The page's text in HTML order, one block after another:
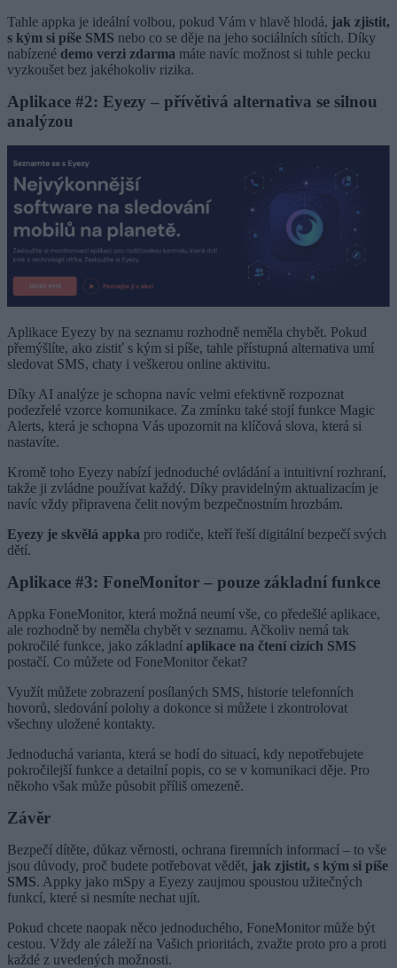
Tahle appka je ideální volbou, pokud Vám v hlavě hlodá, jak zjistit,
s kým si píše SMS nebo co se děje na jeho sociálních sítích. Díky
nabízené demo verzi zdarma máte navíc možnost si tuhle pecku
vyzkoušet bez jakéhokoliv rizika.
Aplikace #2: Eyezy – přívětivá alternativa se silnou
analýzou
Aplikace Eyezy by na seznamu rozhodně neměla chybět. Pokud
přemýšlíte, ako zistiť s kým si píše, tahle přístupná alternativa umí
sledovat SMS, chaty i veškerou online aktivitu.
Díky AI analýze je schopna navíc velmi efektivně rozpoznat
podezřelé vzorce komunikace. Za zmínku také stojí funkce Magic
Alerts, která je schopna Vás upozornit na klíčová slova, která si
nastavíte.
Kromě toho Eyezy nabízí jednoduché ovládání a intuitivní rozhraní,
takže ji zvládne používat každý. Díky pravidelným aktualizacím je
navíc vždy připravena čelit novým bezpečnostním hrozbám.
Eyezy je skvělá appka pro rodiče, kteří řeší digitální bezpečí svých
dětí.
Aplikace #3: FoneMonitor – pouze základní funkce
Appka FoneMonitor, která možná neumí vše, co předešlé aplikace,
ale rozhodně by neměla chybět v seznamu. Ačkoliv nemá tak
pokročilé funkce, jako základní aplikace na čtení cizích SMS
postačí. Co můžete od FoneMonitor čekat?
Využít můžete zobrazení posílaných SMS, historie telefonních
hovorů, sledování polohy a dokonce si můžete i zkontrolovat
všechny uložené kontakty.
Jednoduchá varianta, která se hodí do situací, kdy nepotřebujete
pokročilejší funkce a detailní popis, co se v komunikaci děje. Pro
někoho však může působit příliš omezeně.
Závěr
Bezpečí dítěte, důkaz věrnosti, ochrana firemních informací – to vše
jsou důvody, proč budete potřebovat vědět, jak zjistit, s kým si píše
SMS. Appky jako mSpy a Eyezy zaujmou spoustou užitečných
funkcí, které si nesmíte nechat ujít.
Pokud chcete naopak něco jednoduchého, FoneMonitor může být
cestou. Vždy ale záleží na Vašich prioritách, zvažte proto pro a proti
každé z uvedených možnosti.